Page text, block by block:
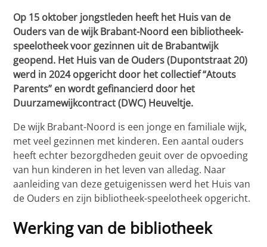
Op 15 oktober jongstleden heeft het Huis van de
Ouders van de wijk Brabant-Noord een bibliotheek-
speelotheek voor gezinnen uit de Brabantwijk
geopend. Het Huis van de Ouders (Dupontstraat 20)
werd in 2024 opgericht door het collectief “Atouts
Parents” en wordt gefinancierd door het
Duurzamewijkcontract (DWC) Heuveltje.
De wijk Brabant-Noord is een jonge en familiale wijk,
met veel gezinnen met kinderen. Een aantal ouders
heeft echter bezorgdheden geuit over de opvoeding
van hun kinderen in het leven van alledag. Naar
aanleiding van deze getuigenissen werd het Huis van
de Ouders en zijn bibliotheek-speelotheek opgericht.
Werking van de bibliotheek